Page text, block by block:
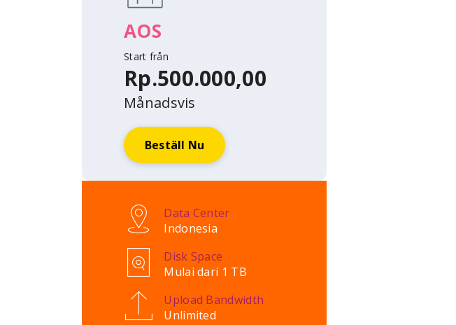
AOS
Start från
Rp.500.000,00
Månadsvis
Beställ Nu
Data Center
Indonesia
Disk Space
Mulai dari 1 TB
Upload Bandwidth
Unlimited